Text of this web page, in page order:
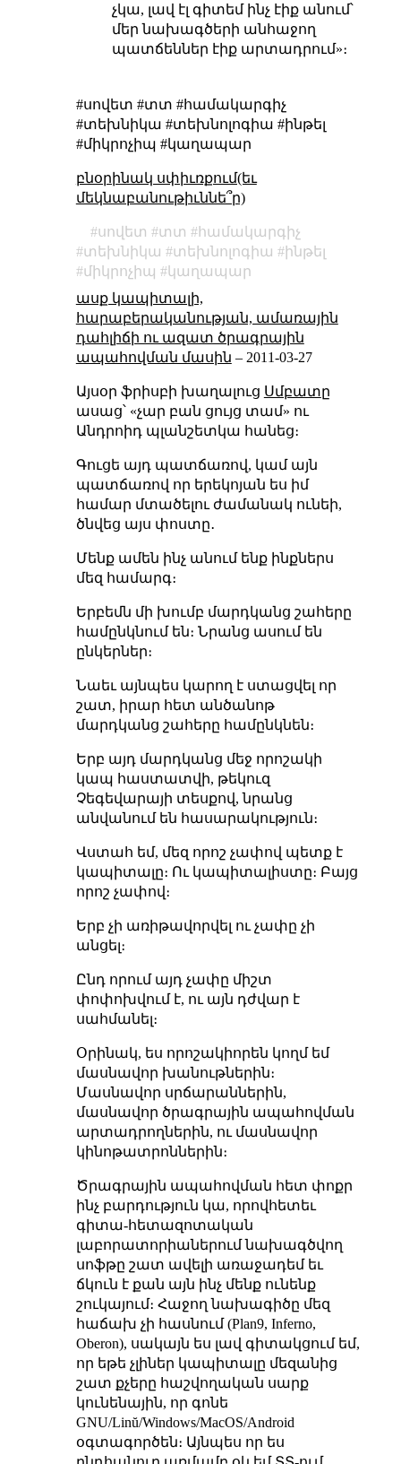
չկա, լավ էլ գիտեմ ինչ էիք անում՝
մեր նախագծերի անհաջող
պատճեններ էիք արտադրում»։
#սովետ #տտ #համակարգիչ
#տեխնիկա #տեխնոլոգիա #ինթել
#միկրոչիպ #կաղապար
բնօրինակ սփիւռքում(եւ
մեկնաբանութիւննե՞ր)
սովետ տտ
համակարգիչ
տեխնիկա
տեխնոլոգիա
ինթել
միկրոչիպ
կաղապար
ասք կապիտալի,
հարաբերականության, ամառային
դահլիճի ու ազատ ծրագրային
ապահովման մասին – 2011-03-27
Այսօր ֆրիսբի խաղալուց Սմբատը
ասաց՝ «չար բան ցույց տամ» ու
Անդրոիդ պլանշետկա հանեց։
Գուցե այդ պատճառով, կամ այն
պատճառով որ երեկոյան ես իմ
համար մտածելու ժամանակ ունեի,
ծնվեց այս փոստը․
Մենք ամեն ինչ անում ենք ինքներս
մեզ համարգ։
Երբեմն մի խումբ մարդկանց շահերը
համընկնում են։ Նրանց ասում են
ընկերներ։
Նաեւ այնպես կարող է ստացվել որ
շատ, իրար հետ անծանոթ
մարդկանց շահերը համընկնեն։
Երբ այդ մարդկանց մեջ որոշակի
կապ հաստատվի, թեկուզ
Չեգեվարայի տեսքով, նրանց
անվանում են հասարակություն։
Վստահ եմ, մեզ որոշ չափով պետք է
կապիտալը։ Ու կապիտալիստը։ Բայց
որոշ չափով։
Երբ չի առիթավորվել ու չափը չի
անցել։
Ընդ որում այդ չափը միշտ
փոփոխվում է, ու այն դժվար է
սահմանել։
Օրինակ, ես որոշակիորեն կողմ եմ
մասնավոր խանութներին։
Մասնավոր սրճարաններին,
մասնավոր ծրագրային ապահովման
արտադրողներին, ու մասնավոր
կինոթատրոններին։
Ծրագրային ապահովման հետ փոքր
ինչ բարդություն կա, որովհետեւ
գիտա-հետազոտական
լաբորատորիաներում նախագծվող
սոֆթը շատ ավելի առաջադեմ եւ
ճկուն է քան այն ինչ մենք ունենք
շուկայում։ Հաջող նախագիծը մեզ
հաճախ չի հասնում (Plan9, Inferno,
Oberon), սակայն ես լավ գիտակցում եմ,
որ եթե չլիներ կապիտալը մեզանից
շատ քչերը հաշվողական սարք
կունենային, որ գոնե
GNU/Linŭ/Windows/MacOS/Android
օգտագործեն։ Այնպես որ ես